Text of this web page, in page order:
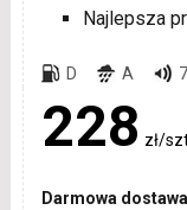
Najlepsza
D A
228 zł/
Darmowa dostawa